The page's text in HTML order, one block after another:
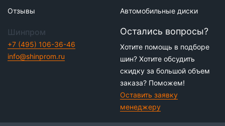
Отзывы
Автомобильные диски
Шинпром
+7 (495) 106-36-46
info@shinprom.ru
Остались вопросы?
Хотите помощь в подборе
шин? Хотите обсудить
скидку за большой объем
заказа? Поможем!
Оставить заявку
менеджеру